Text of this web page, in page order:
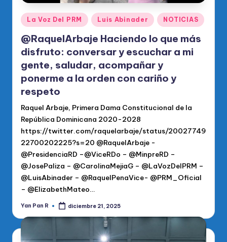
Publicado
en
La Voz Del PRM Luis Abinader NOTICIAS
@RaquelArbaje Haciendo lo que más
disfruto: conversar y escuchar a mi
gente, saludar, acompañar y
ponerme a la orden con cariño y
respeto
Raquel Arbaje, Primera Dama Constitucional de la
República Dominicana 2020-2028
https://twitter.com/raquelarbaje/status/20027749
22700202225?s=20 @RaquelArbaje -
@PresidenciaRD –@ViceRDo – @MinpreRD –
@JosePaliza – @CarolinaMejiaG – @LaVozDelPRM –
@LuisAbinader – @RaquelPenaVice- @PRM_Oficial
– @ElizabethMateo…
Publicado
Yan Pan R diciembre 21, 2025